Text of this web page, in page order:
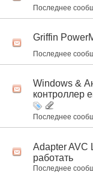
Последнее
Griffin
Последнее
Windows &
контроллер
Последнее
Adapter AVC
работать
Последнее